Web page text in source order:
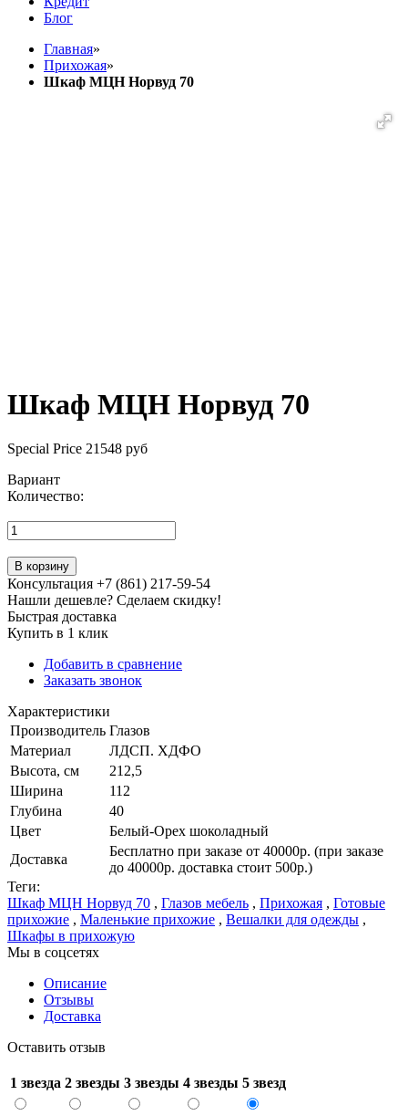
Блог
Главная»
Прихожая»
Шкаф МЦН Норвуд 70
Шкаф МЦН Норвуд 70
Special Price 21548 руб
Вариант
Количество:
В корзину
Консультация +7 (861) 217-59-54
Нашли дешевле? Сделаем скидку!
Быстрая доставка
Купить в 1 клик
Добавить в сравнение
Заказать звонок
Характеристики
Производитель Глазов
Материал
ЛДСП. ХДФО
Высота, см
212,5
Ширина
112
Глубина
40
Цвет
Белый-Орех шоколадный
Доставка
Бесплатно при заказе от 40000р. (при заказе
до 40000р. доставка стоит 500р.)
Теги:
Шкаф МЦН Норвуд 70 , Глазов мебель , Прихожая , Готовые
прихожие , Маленькие прихожие , Вешалки для одежды ,
Шкафы в прихожую
Мы в соцсетях
Описание
Отзывы
Доставка
Оставить отзыв
1 звезда 2 звезды 3 звезды 4 звезды 5 звезд